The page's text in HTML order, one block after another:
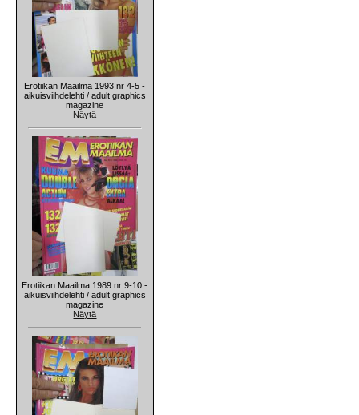
Erotiikan Maailma 1993 nr 4-5 -
aikuisviihdelehti / adult graphics
magazine
Näytä
Erotiikan Maailma 1989 nr 9-10 -
aikuisviihdelehti / adult graphics
magazine
Näytä